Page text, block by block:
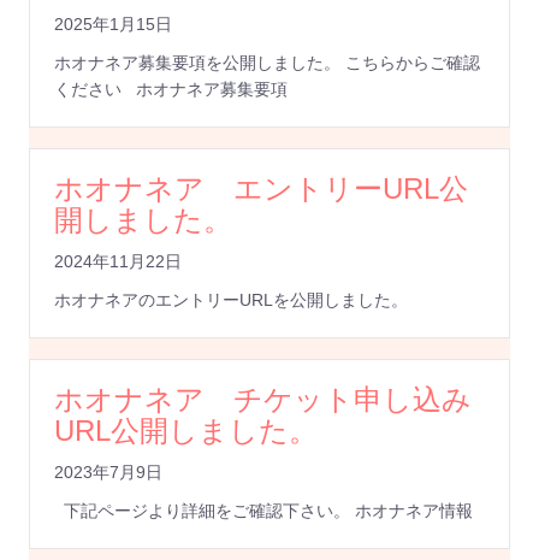
2025年1月15日
ホオナネア募集要項を公開しました。 こちらからご確認
ください ホオナネア募集要項
ホオナネア エントリーURL公
開しました。
2024年11月22日
ホオナネアのエントリーURLを公開しました。
ホオナネア チケット申し込み
URL公開しました。
2023年7月9日
下記ページより詳細をご確認下さい。 ホオナネア情報